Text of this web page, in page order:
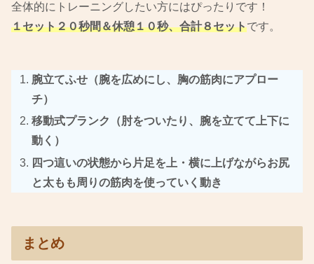
全体的にトレーニングしたい方にはぴったりです！
１セット２０秒間＆休憩１０秒、合計８セットです。
腕立てふせ（腕を広めにし、胸の筋肉にアプロー
チ）
移動式プランク（肘をついたり、腕を立てて上下に
動く）
四つ這いの状態から片足を上・横に上げながらお尻
と太もも周りの筋肉を使っていく動き
まとめ